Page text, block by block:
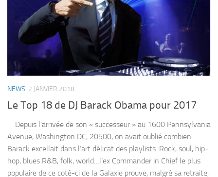
NEWS 2 JANVIER 2018
Le Top 18 de DJ Barack Obama pour 2017
Depuis l’arrivée de son « successeur » au 1600 Pennsylvania
Avenue, Washington DC, 20500, on avait oublié combien
Barack excellait dans l’art délicat des playlists. Rock, soul, hip-
hop, blues R&B, folk, world…l’ex Commander in Chief le plus
populaire de ce coté-ci de la Galaxie prouve, malgré sa retraite,